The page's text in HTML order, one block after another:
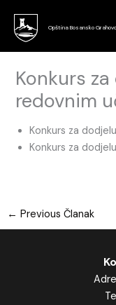
content
Opština Bosansko Grahovo
Konkurs
redovnim
Konkurs za
Konkurs za
← Previous Članak